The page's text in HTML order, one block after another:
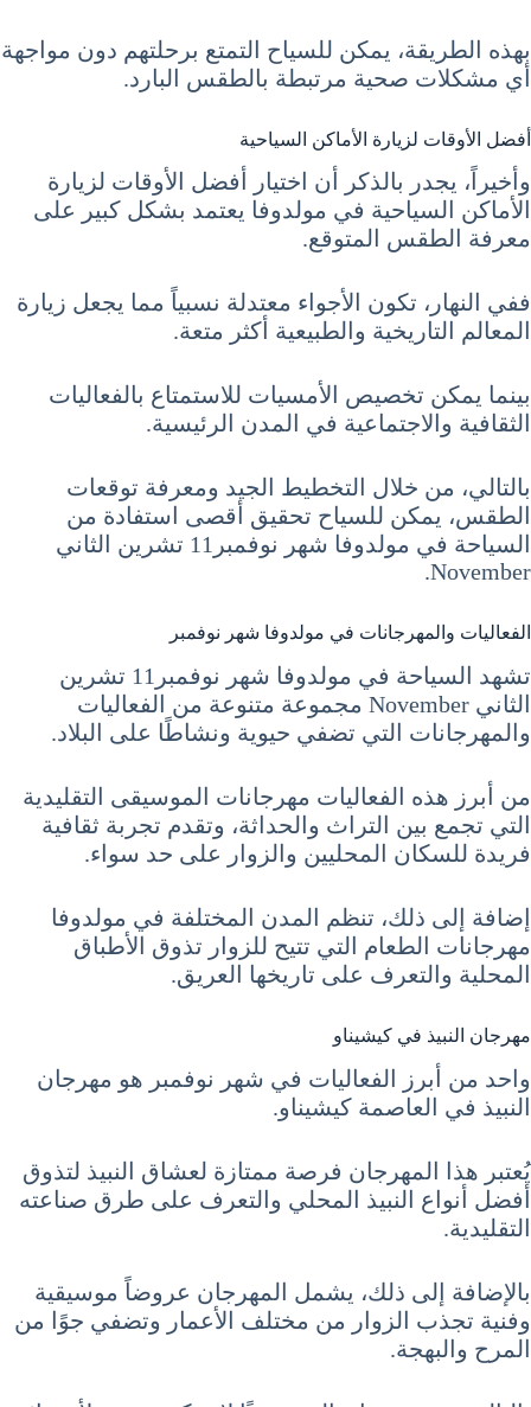
بهذه الطريقة، يمكن للسياح التمتع برحلتهم دون مواجهة
أي مشكلات صحية مرتبطة بالطقس البارد.
أفضل الأوقات لزيارة الأماكن السياحية
وأخيراً، يجدر بالذكر أن اختيار أفضل الأوقات لزيارة
الأماكن السياحية في مولدوفا يعتمد بشكل كبير على
معرفة الطقس المتوقع.
ففي النهار، تكون الأجواء معتدلة نسبياً مما يجعل زيارة
المعالم التاريخية والطبيعية أكثر متعة.
بينما يمكن تخصيص الأمسيات للاستمتاع بالفعاليات
الثقافية والاجتماعية في المدن الرئيسية.
بالتالي، من خلال التخطيط الجيد ومعرفة توقعات
الطقس، يمكن للسياح تحقيق أقصى استفادة من
السياحة في مولدوفا شهر نوفمبر11 تشرين الثاني
November.
الفعاليات والمهرجانات في مولدوفا شهر نوفمبر
تشهد السياحة في مولدوفا شهر نوفمبر11 تشرين
الثاني November مجموعة متنوعة من الفعاليات
والمهرجانات التي تضفي حيوية ونشاطًا على البلاد.
من أبرز هذه الفعاليات مهرجانات الموسيقى التقليدية
التي تجمع بين التراث والحداثة، وتقدم تجربة ثقافية
فريدة للسكان المحليين والزوار على حد سواء.
إضافة إلى ذلك، تنظم المدن المختلفة في مولدوفا
مهرجانات الطعام التي تتيح للزوار تذوق الأطباق
المحلية والتعرف على تاريخها العريق.
مهرجان النبيذ في كيشيناو
واحد من أبرز الفعاليات في شهر نوفمبر هو مهرجان
النبيذ في العاصمة كيشيناو.
يُعتبر هذا المهرجان فرصة ممتازة لعشاق النبيذ لتذوق
أفضل أنواع النبيذ المحلي والتعرف على طرق صناعته
التقليدية.
بالإضافة إلى ذلك، يشمل المهرجان عروضاً موسيقية
وفنية تجذب الزوار من مختلف الأعمار وتضفي جوًا من
المرح والبهجة.